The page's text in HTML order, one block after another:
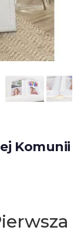
Komunii